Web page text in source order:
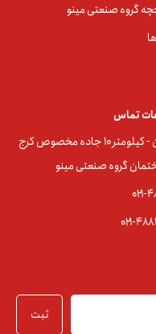
گروه صنعتی مینو
تماس
تهران - کیلومتر ۱۰ جاده مخصوص کرج
گروه صنعتی مینو
ثبت